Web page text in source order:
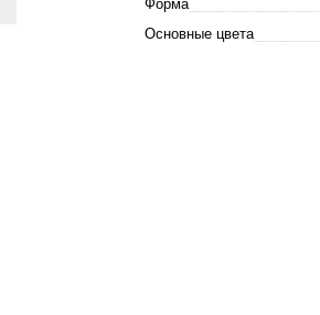
Форма
Основные цвета